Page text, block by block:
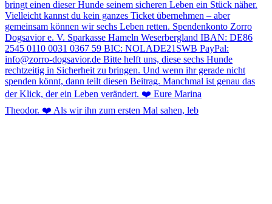
Theodor. ❤️ Als wir ihn zum ersten Mal sahen, leb